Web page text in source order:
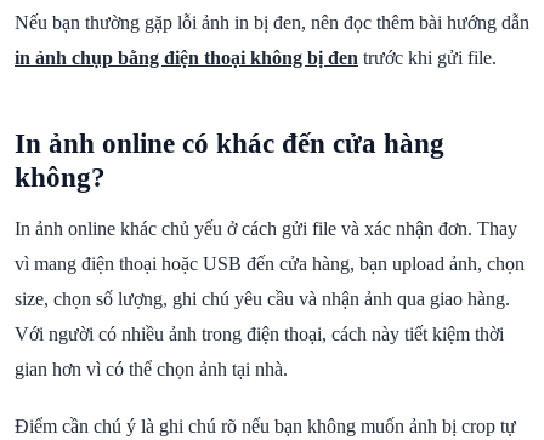
Nếu bạn thường gặp lỗi ảnh in bị đen, nên đọc thêm bài hướng dẫn
in ảnh chụp bằng điện thoại không bị đen trước khi gửi file.
In ảnh online có khác đến cửa hàng
không?
In ảnh online khác chủ yếu ở cách gửi file và xác nhận đơn. Thay
vì mang điện thoại hoặc USB đến cửa hàng, bạn upload ảnh, chọn
size, chọn số lượng, ghi chú yêu cầu và nhận ảnh qua giao hàng.
Với người có nhiều ảnh trong điện thoại, cách này tiết kiệm thời
gian hơn vì có thể chọn ảnh tại nhà.
Điểm cần chú ý là ghi chú rõ nếu bạn không muốn ảnh bị crop tự